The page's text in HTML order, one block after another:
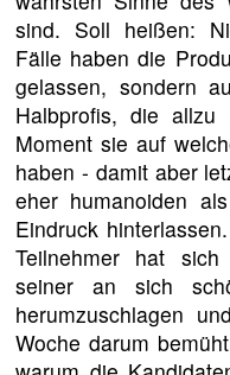
sind. Soll heißen:
Fälle haben die
gelassen, sondern
Halbprofis, die
Moment sie auf
haben - damit aber
eher humanoiden
Eindruck
Teilnehmer hat
seiner an sich
herumzuschlagen
Woche darum